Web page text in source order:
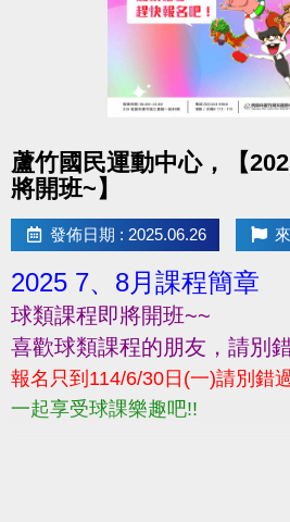
蘆竹國民運動中心，【
將開班~】
發佈日期 : 2025.06.26
2025 7、8月課程簡章
球類課程即將開班~~
喜歡球類課程的朋友，請別
報名只到114/6/30日(一)請別錯
一起享受球課樂趣吧!!